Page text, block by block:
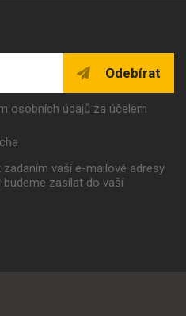
Odebírat
osobních údajů za účelem
vaší e-mailové adresy
budeme zasílat do vaší